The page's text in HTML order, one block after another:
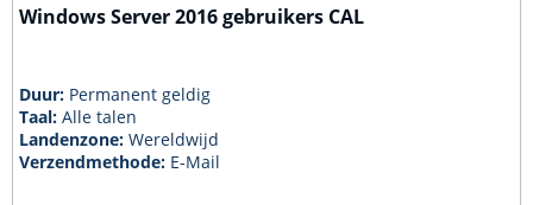
Windows Server 2016 gebruikers CAL
Duur: Permanent geldig
Taal:Alle talen
Landenzone:Wereldwijd
Verzendmethode: E-Mail